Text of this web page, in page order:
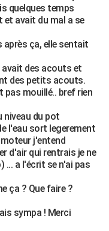
quelques temps
avait du mal a se
après ça, elle sentait
avait des acouts et
des petits acouts.
mouillé.. bref rien
niveau du pot
l'eau sort legerement
j'entend
d'air qui rentrais je ne
... a l'écrit se n'ai pas
ça ? Que faire ?
sympa ! Merci